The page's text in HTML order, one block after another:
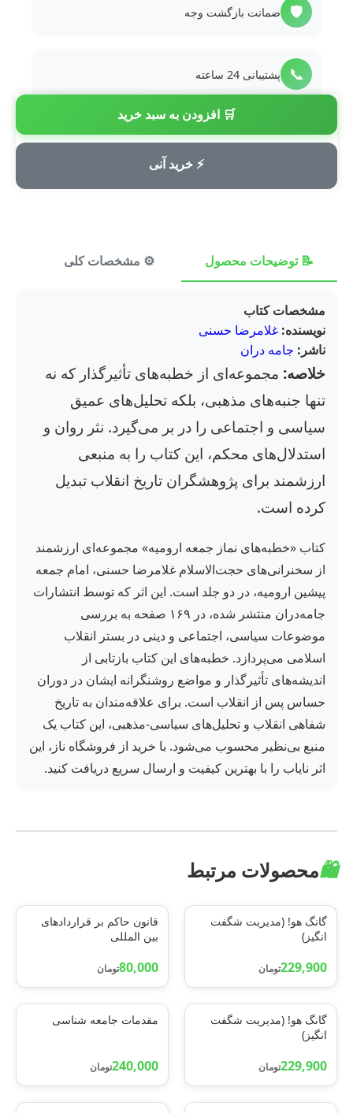
🛒 افزودن به سبد خرید
⚡ خرید آنی
🛡️ ضمانت بازگشت وجه
📞 پشتیبانی 24 ساعته
💳 پرداخت امن
📝 توضیحات محصول ⚙️ مشخصات کلی
مشخصات کتاب
نویسنده: غلامرضا حسنی
ناشر: جامه دران
خلاصه: مجموعه‌ای از خطبه‌های تأثیرگذار که نه
تنها جنبه‌های مذهبی، بلکه تحلیل‌های عمیق
سیاسی و اجتماعی را در بر می‌گیرد. نثر روان و
استدلال‌های محکم، این کتاب را به منبعی
ارزشمند برای پژوهشگران تاریخ انقلاب تبدیل
کرده است.
کتاب «خطبه‌های نماز جمعه ارومیه» مجموعه‌ای ارزشمند
از سخنرانی‌های حجت‌الاسلام غلامرضا حسنی، امام جمعه
پیشین ارومیه، در دو جلد است. این اثر که توسط انتشارات
جامه‌دران منتشر شده، در ۱۶۹ صفحه به بررسی
موضوعات سیاسی، اجتماعی و دینی در بستر انقلاب
اسلامی می‌پردازد. خطبه‌های این کتاب بازتابی از
اندیشه‌های تأثیرگذار و مواضع روشنگرانه ایشان در دوران
حساس پس از انقلاب است. برای علاقه‌مندان به تاریخ
شفاهی انقلاب و تحلیل‌های سیاسی-مذهبی، این کتاب یک
منبع بی‌نظیر محسوب می‌شود. با خرید از فروشگاه ناز، این
اثر نایاب را با بهترین کیفیت و ارسال سریع دریافت کنید.
🛍️محصولات مرتبط
گانگ هو! (مدیریت شگفت
انگیز)
229,900تومان
قانون حاکم بر قراردادهای
بین المللی
80,000تومان
گانگ هو! (مدیریت شگفت
انگیز)
229,900تومان
مقدمات جامعه شناسی
240,000تومان